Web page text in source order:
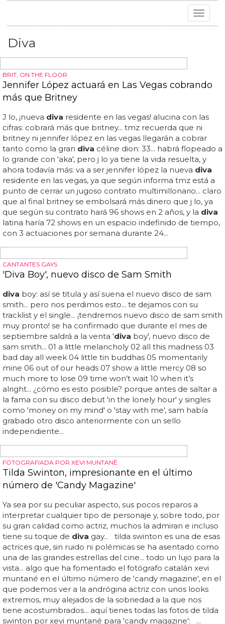
Toggle
Diva
BRIT, ON THE FLOOR
Jennifer López actuará en Las Vegas cobrando
más que Britney
cifras: cobrará más que britney... tmz recuerda que ni
britney ni jennifer lópez en las vegas llegarán a cobrar
lo grande con 'aka', pero j lo ya tiene la vida resuelta, y
ahora todavía más: va a ser jennifer lópez la nuevadiva
residente en las vegas, ya que según informa tmz está a
punto de cerrar un jugoso contrato multimillonario... claro
que al final britney se embolsará más dinero que j lo, ya
que según su contrato hará 96 shows en 2 años, y ladiva
latina haría 72 shows en un espacio indefinido de tiempo,
con 3 actuaciones por semana durante 24...
CANTANTES GAYS
'Diva Boy', nuevo disco de Sam Smith
diva boy: así se titula y así suena el nuevo disco de sam
smith... pero nos perdimos esto... te dejamos con su
tracklist y el single... ¡tendremos nuevo disco de sam smith
muy pronto! se ha confirmado que durante el mes de
septiembre saldrá a la venta ' divaboy', nuevo disco de
sam smith... 01 a little melancholy 02 all this madness 03
bad day all week 04 little tin buddhas 05 momentarily